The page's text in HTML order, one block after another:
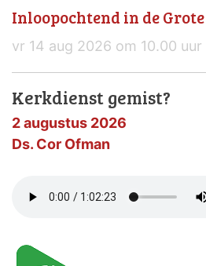
Inloopochtend in de
vr 14 aug 2026 om 10.00 uur
Kerkdienst gemist?
2 augustus 2026
Ds. Cor Ofman